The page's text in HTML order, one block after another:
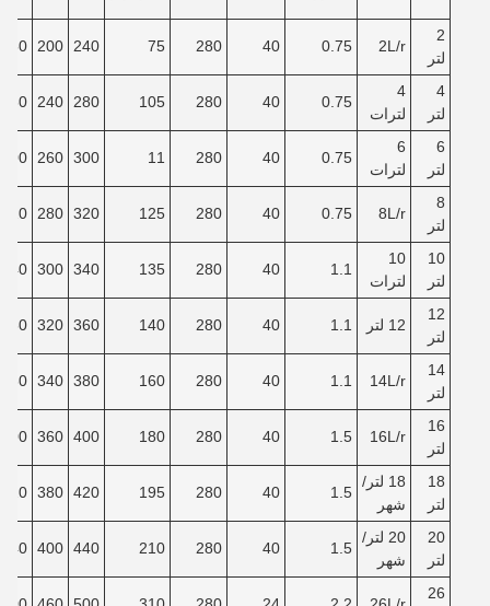
2
لتر
2L/r
0.75
40
280
75
240
200
150
4
لتر
4
لترات
0.75
40
280
105
280
240
180
6
لتر
6
لترات
0.75
40
280
11
300
260
200
8
لتر
8L/r
0.75
40
280
125
320
280
220
10
لتر
10
لترات
1.1
40
280
135
340
300
240
12
لتر
12 لتر 1.1
40
280
140
360
320
260
14
لتر
14L/r
1.1
40
280
160
380
340
280
16
لتر
16L/r
1.5
40
280
180
400
360
300
18
لتر
18 لتر/
شهر
1.5
40
280
195
420
380
320
20
لتر
20 لتر/
شهر
1.5
40
280
210
440
400
340
26